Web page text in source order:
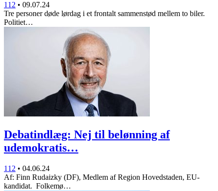
112 • 09.07.24
Tre personer døde lørdag i et frontalt sammenstød mellem to biler.
Politiet…
Debatindlæg: Nej til belønning af
udemokratis…
112 • 04.06.24
Af: Finn Rudaizky (DF), Medlem af Region Hovedstaden, EU-
kandidat. Folkemø…